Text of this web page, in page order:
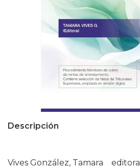
Descripción
Vives González, Tamara editora